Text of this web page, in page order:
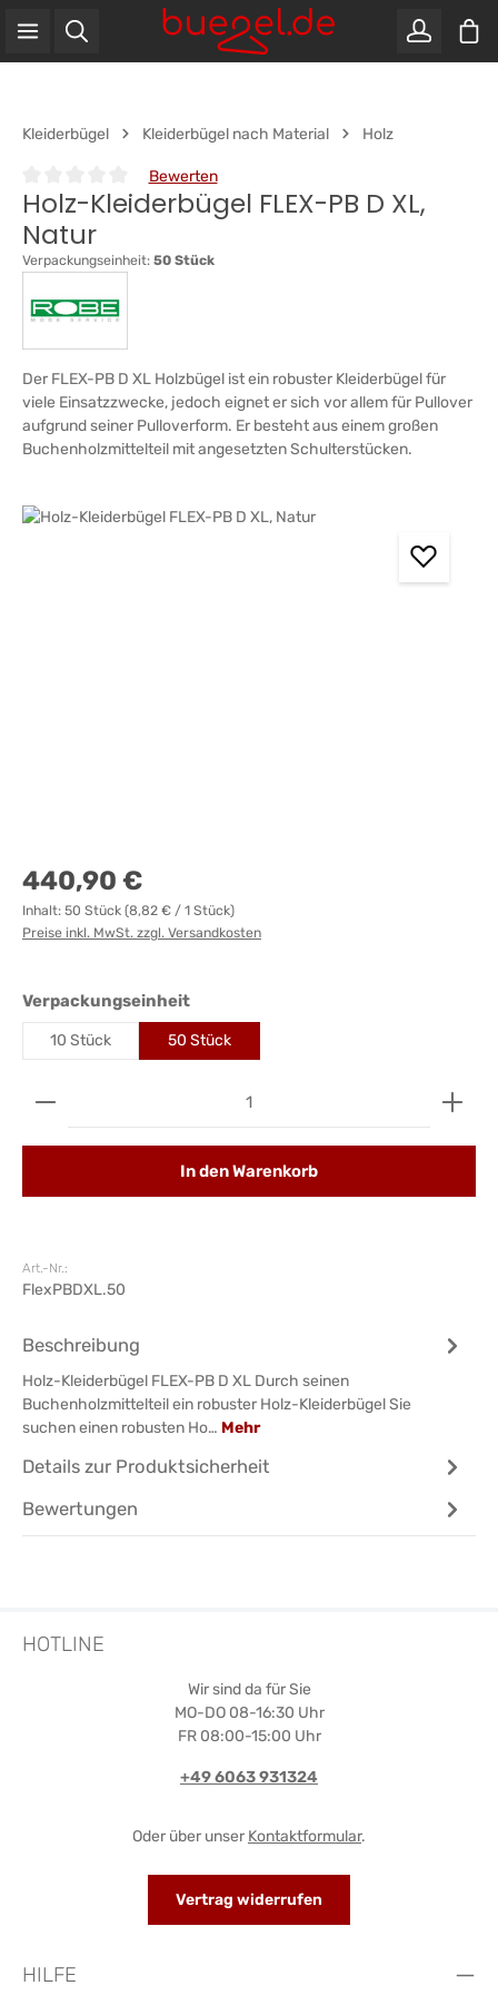
Zum Hauptinhalt springen
Kleiderbügel Kleiderbügel nach Material Holz
Durchschnittliche Bewertung von 0 von 5 Sternen
Bewerten
Holz-Kleiderbügel FLEX-PB D XL,
Natur
Verpackungseinheit: 50 Stück
Der FLEX-PB D XL Holzbügel ist ein robuster Kleiderbügel für
viele Einsatzzwecke, jedoch eignet er sich vor allem für Pullover
aufgrund seiner Pulloverform. Er besteht aus einem großen
Buchenholzmittelteil mit angesetzten Schulterstücken.
Bildergalerie überspringen
Regulärer Preis:
440,90 €
Inhalt: 50 Stück (8,82 € / 1 Stück)
Preise inkl. MwSt. zzgl. Versandkosten
Verpackungseinheitauswählen
10 Stück 50 Stück
Produkt Anzahl: Gib den gewünschten Wert ein
In den Warenkorb
Art.-Nr.:
FlexPBDXL.50
Beschreibung
Holz-Kleiderbügel FLEX-PB D XL Durch seinen
Buchenholzmittelteil ein robuster Holz-Kleiderbügel Sie
suchen einen robusten Ho… Mehr
Details zur Produktsicherheit
Bewertungen
HOTLINE
Wir sind da für Sie
MO-DO 08-16:30 Uhr
FR 08:00-15:00 Uhr
+49 6063 931324
Oder über unser Kontaktformular.
Vertrag widerrufen
HILFE